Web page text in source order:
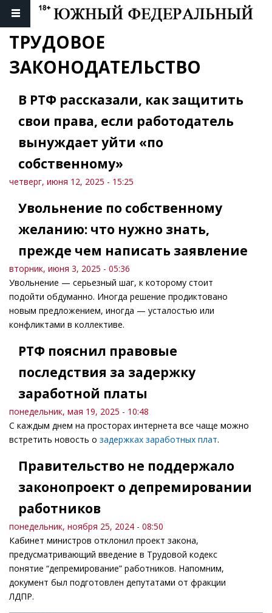
ТРУДОВОЕ
ЗАКОНОДАТЕЛЬСТВО
В РТФ рассказали, как защитить
свои права, если работодатель
вынуждает уйти «по
собственному»
четверг, июня 12, 2025 - 15:25
Увольнение по собственному
желанию: что нужно знать,
прежде чем написать заявление
вторник, июня 3, 2025 - 05:36
Увольнение — серьезный шаг, к которому стоит
подойти обдуманно. Иногда решение продиктовано
новым предложением, иногда — усталостью или
конфликтами в коллективе.
РТФ пояснил правовые
последствия за задержку
заработной платы
понедельник, мая 19, 2025 - 10:48
С каждым днем на просторах интернета все чаще можно
встретить новость о задержках заработных плат.
Правительство не поддержало
законопроект о депремировании
работников
понедельник, ноября 25, 2024 - 08:50
Кабинет министров отклонил проект закона,
предусматривающий введение в Трудовой кодекс
понятие “депремирование” работников. Напомним,
документ был подготовлен депутатами от фракции
ЛДПР.